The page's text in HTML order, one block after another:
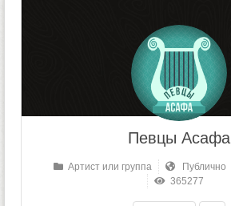
Певцы Асафа
Артист или группа Публично
365277